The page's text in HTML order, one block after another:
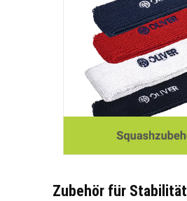
Zubehör für Stabilität